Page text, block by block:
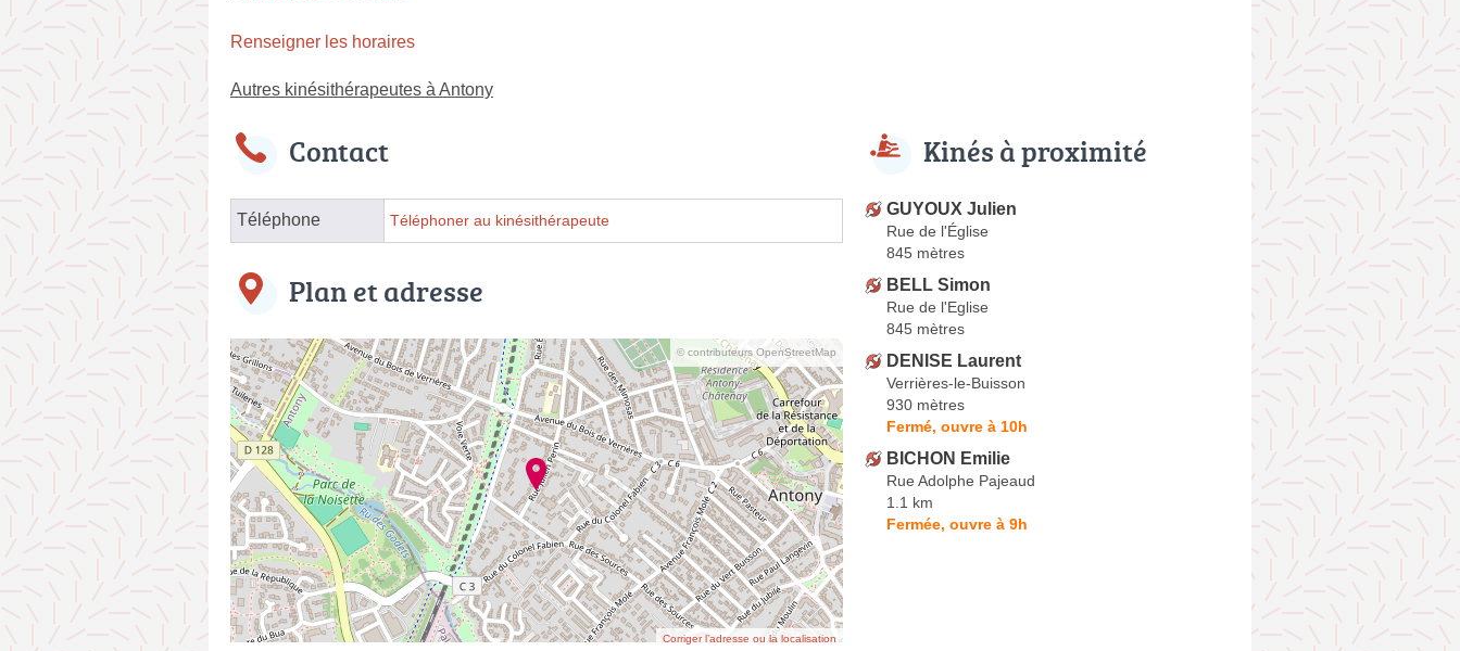
Renseigner les horaires
Autres kinésithérapeutes à Antony
Contact
Téléphone Téléphoner au kinésithérapeute
Plan et adresse
© contributeurs OpenStreetMap
Corriger l’adresse ou la localisation
Kinés à proximité
GUYOUX Julien
Rue de l'Église
845 mètres
BELL Simon
Rue de l'Eglise
845 mètres
DENISE Laurent
Verrières-le-Buisson
930 mètres
Fermé, ouvre à 10h
BICHON Emilie
Rue Adolphe Pajeaud
1.1 km
Fermée, ouvre à 9h